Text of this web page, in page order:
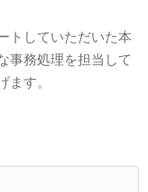
トしていただいた本
事務処理を担当して
ます。